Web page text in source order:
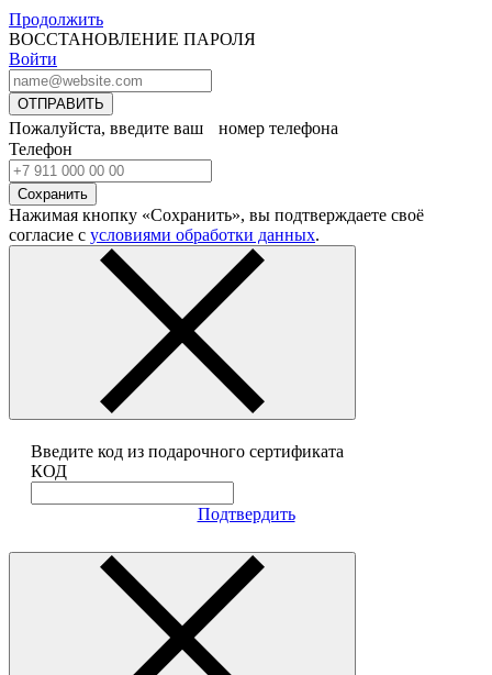
Продолжить
ВОССТАНОВЛЕНИЕ ПАРОЛЯ
Войти
ОТПРАВИТЬ
Пожалуйста, введите ваш номер телефона
Телефон
Сохранить
Нажимая кнопку «Сохранить», вы подтверждаете своё
согласие с условиями обработки данных.
Введите код из подарочного сертификата
КОД
Подтвердить